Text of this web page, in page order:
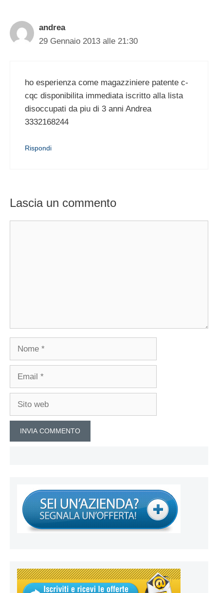
andrea
29 Gennaio 2013 alle 21:30
ho esperienza come magazziniere patente c-
cqc disponibilita immediata iscritto alla lista
disoccupati da piu di 3 anni Andrea
3332168244
Rispondi
Lascia un commento
Nome
Email
Sito